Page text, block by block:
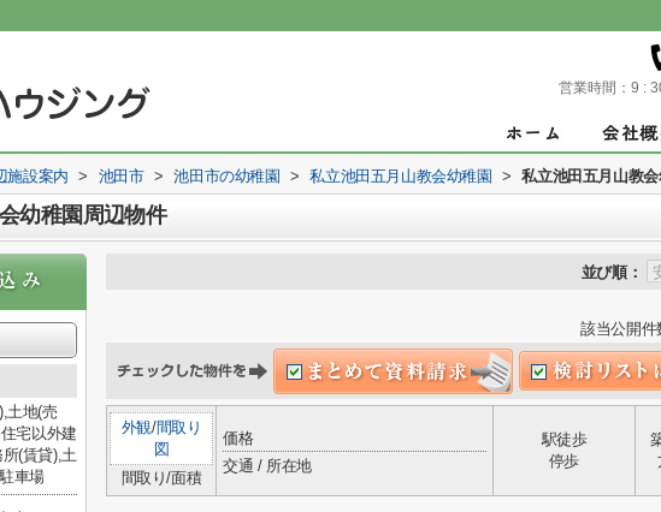
営業時間： 9 :
施設案内 > 池田市 > 池田市の幼稚園 > 私立池田五月山教会幼稚園 > 私立池田五月山教
幼稚園周辺物件
並び順：
該当公開件
外観/間取り
図
間取り/面積
価格
交通 / 所在地
駅徒歩
停歩
土地(売
宅以外建
(賃貸),土
車場